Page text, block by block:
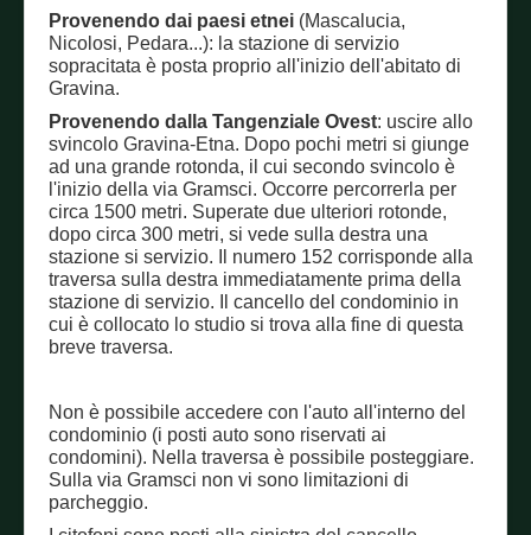
Provenendo dai paesi etnei (Mascalucia,
Nicolosi, Pedara...): la stazione di servizio
sopracitata è posta proprio all'inizio dell'abitato di
Gravina.
Provenendo dalla Tangenziale Ovest: uscire allo
svincolo Gravina-Etna. Dopo pochi metri si giunge
ad una grande rotonda, il cui secondo svincolo è
l'inizio della via Gramsci. Occorre percorrerla per
circa 1500 metri. Superate due ulteriori rotonde,
dopo circa 300 metri, si vede sulla destra una
stazione si servizio. Il numero 152 corrisponde alla
traversa sulla destra immediatamente prima della
stazione di servizio. Il cancello del condominio in
cui è collocato lo studio si trova alla fine di questa
breve traversa.
Non è possibile accedere con l'auto all'interno del
condominio (i posti auto sono riservati ai
condomini). Nella traversa è possibile posteggiare.
Sulla via Gramsci non vi sono limitazioni di
parcheggio.